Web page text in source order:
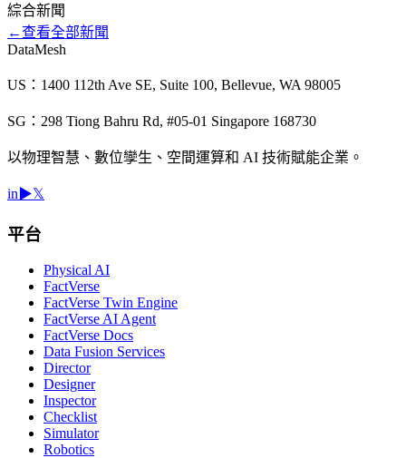
綜合新聞
← 查看全部新聞
DataMesh
US：1400 112th Ave SE, Suite 100, Bellevue, WA 98005
SG：298 Tiong Bahru Rd, #05-01 Singapore 168730
以物理智慧、數位孿生、空間運算和 AI 技術賦能企業。
in ▶𝕏
平台
Physical AI
FactVerse
FactVerse Twin Engine
FactVerse AI Agent
FactVerse Docs
Data Fusion Services
Director
Designer
Inspector
Checklist
Simulator
Robotics